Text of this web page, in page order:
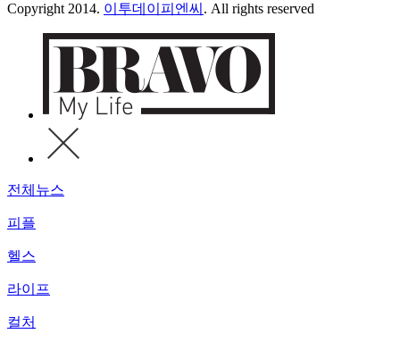
Copyright 2014. 이투데이피엔씨 . All rights reserved
전체뉴스
피플
헬스
라이프
컬처